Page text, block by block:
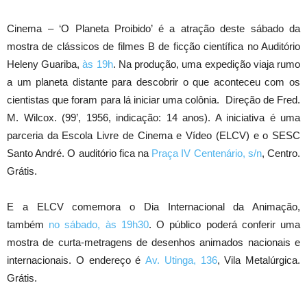
Cinema – ‘O Planeta Proibido’ é a atração deste sábado da
mostra de clássicos de filmes B de ficção científica no Auditório
Heleny Guariba,às 19h. Na produção, uma expedição viaja rumo
a um planeta distante para descobrir o que aconteceu com os
cientistas que foram para lá iniciar uma colônia. Direção de Fred.
M. Wilcox. (99’, 1956, indicação: 14 anos). A iniciativa é uma
parceria da Escola Livre de Cinema e Vídeo (ELCV) e o SESC
Santo André. O auditório fica na Praça IV Centenário, s/n, Centro.
Grátis.
E a ELCV comemora o Dia Internacional da Animação,
também no sábado, às 19h30. O público poderá conferir uma
mostra de curta-metragens de desenhos animados nacionais e
internacionais. O endereço é Av. Utinga, 136, Vila Metalúrgica.
Grátis.